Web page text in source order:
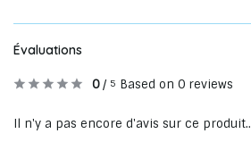
Évaluations
0/ 5 Based on 0 reviews
Il n'y a pas encore d'avis sur ce produit..